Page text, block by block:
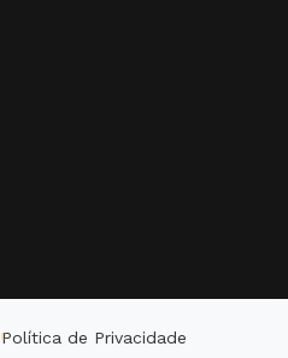
Política de Privacidade